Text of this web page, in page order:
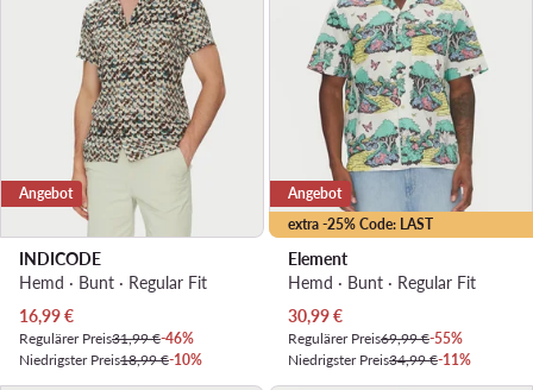
Angebot
INDICODE
Hemd · Bunt · Regular Fit
Aktueller Preis
16,99€
Regulärer Preis31,99 €-46%
Niedrigster Preis18,99 €-10%
extra -25% Code: LAST
Angebot
Element
Hemd · Bunt · Regular Fit
Aktueller Preis
30,99€
Regulärer Preis69,99 €-55%
Niedrigster Preis34,99 €-11%